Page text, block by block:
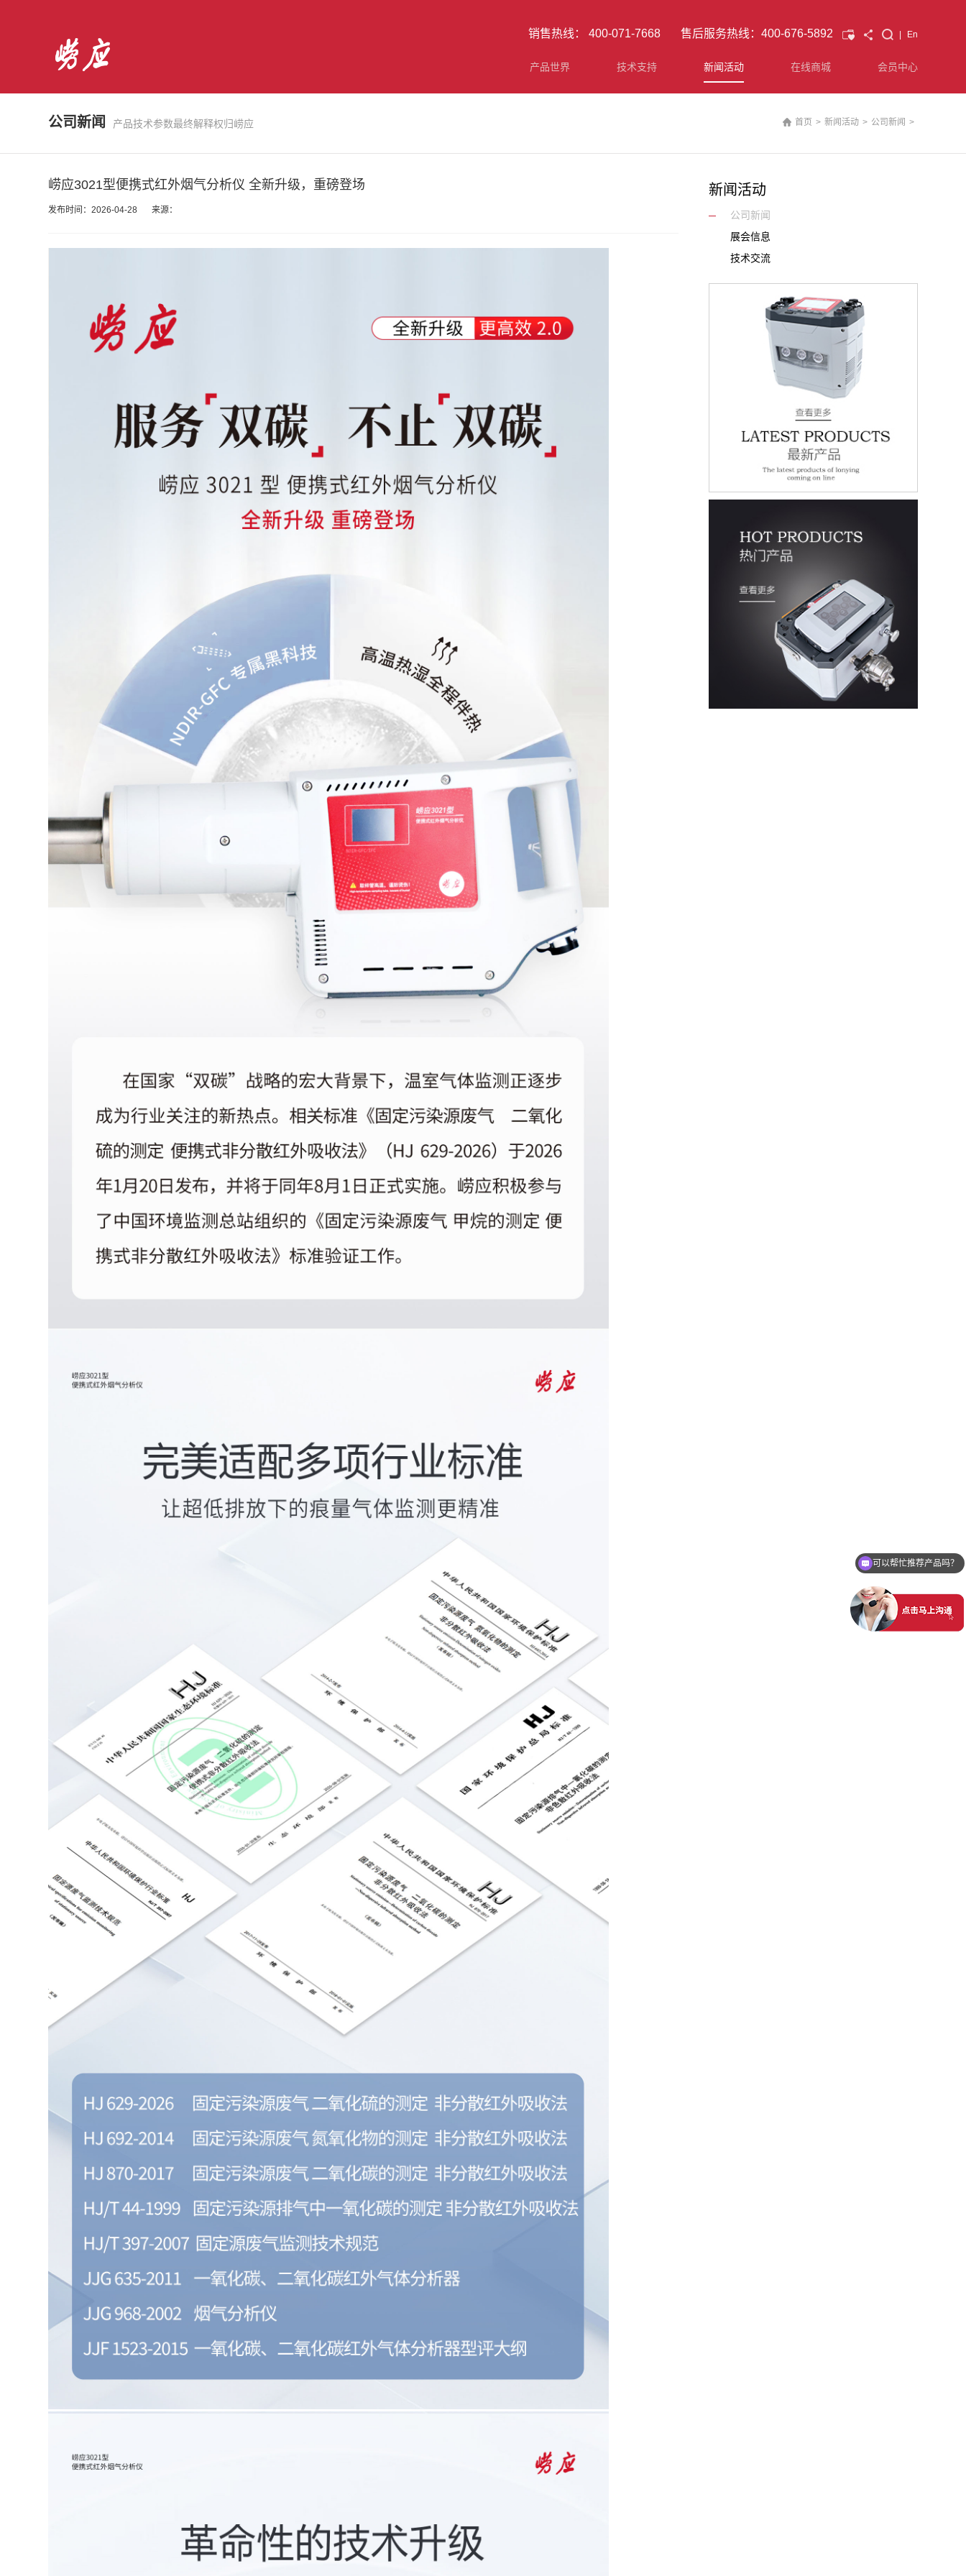
销售热线： 400-071-7668 售后服务热线：400-676-5892 En
产品世界 技术支持 新闻活动 在线商城 会员中心
首页 > 新闻活动 > 公司新闻 >
公司新闻 产品技术参数最终解释权归崂应
新闻活动
公司新闻
展会信息
技术交流
崂应3021型便携式红外烟气分析仪 全新升级，重磅登场
发布时间：2026-04-28 来源：
可以帮忙推荐产品吗？